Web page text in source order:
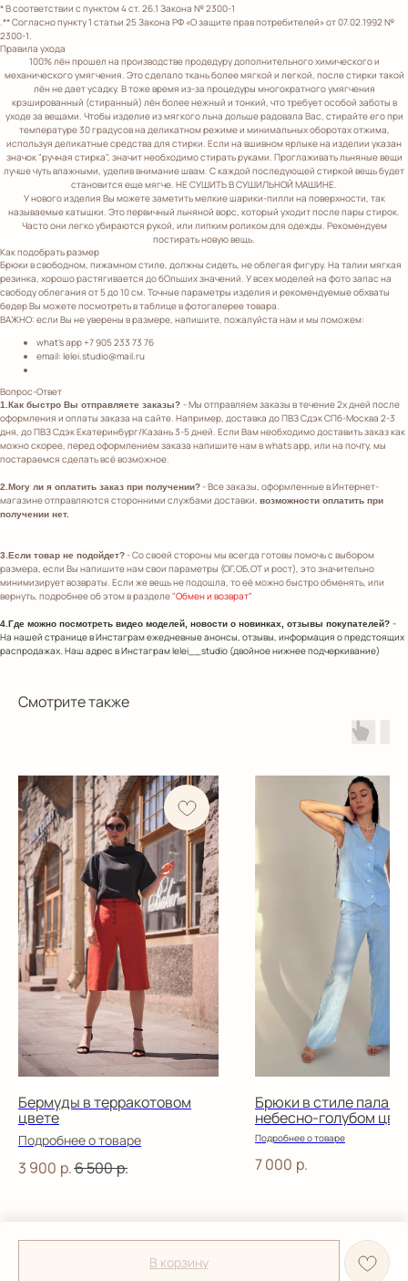
В корзину
* В соответствии с пунктом 4 ст. 26.1 Закона № 2300-1
.** Согласно пункту 1 статьи 25 Закона РФ «О защите прав потребителей» от 07.02.1992 №
2300-1.
Правила ухода
100% лён прошел на производстве продедуру дополнительного химического и
механического умягчения. Это сделало ткань более мягкой и легкой, после стирки такой
лён не дает усадку. В тоже время из-за процедуры многократного умягчения
крэшированный (стиранный) лён более нежный и тонкий, что требует особой заботы в
уходе за вещами. Чтобы изделие из мягкого льна дольше радовала Вас, стирайте его при
температуре 30 градусов на деликатном режиме и минимальных оборотах отжима,
используя деликатные средства для стирки. Если на вшивном ярлыке на изделии указан
значок "ручная стирка", значит необходимо стирать руками. Проглаживать льняные вещи
лучше чуть влажными, уделив внимание швам. С каждой последующей стиркой вещь будет
становится еще мягче. НЕ СУШИТЬ В СУШИЛЬНОЙ МАШИНЕ.
У нового изделия Вы можете заметить мелкие шарики-пилли на поверхности, так
называемые катышки. Это первичный льняной ворс, который уходит после пары стирок.
Часто они легко убираются рукой, или липким роликом для одежды. Рекомендуем
постирать новую вещь.
Как подобрать размер
Брюки в свободном, пижамном стиле, должны сидеть, не облегая фигуру. На талии мягкая
резинка, хорошо растягивается до бОльших значений. У всех моделей на фото запас на
свободу облегания от 5 до 10 см. Точные параметры изделия и рекомендуемые обхваты
бедер Вы можете посмотреть в таблице в фотогалерее товара.
ВАЖНО: если Вы не уверены в размере, напишите, пожалуйста нам и мы поможем:
what's app +7 905 233 73 76
email: lelei.studio@mail.ru
Вопрос-Ответ
1.Как быстро Вы отправляете заказы? - Мы отправляем заказы в течение 2х дней после
оформления и оплаты заказа на сайте. Например, доставка до ПВЗ Сдэк СПб-Москва 2-3
дня, до ПВЗ Сдэк Екатеринбург/Казань 3-5 дней. Если Вам необходимо доставить заказ как
можно скорее, перед оформлением заказа напишите нам в whats app, или на почту, мы
постараемся сделать всё возможное.
2.Могу ли я оплатить заказ при получении?- Все заказы, оформленные в Интернет-
магазине отправляются сторонними службами доставки, возможности оплатить при
получении нет.
3.Если товар не подойдет?- Со своей стороны мы всегда готовы помочь с выбором
размера, если Вы напишите нам свои параметры (ОГ,ОБ,ОТ и рост), это значительно
минимизирует возвраты. Если же вещь не подошла, то её можно быстро обменять, или
вернуть, подробнее об этом в разделе"Обмен и возврат"
4.Где можно посмотреть видео моделей, новости о новинках, отзывы покупателей? -
На нашей странице в Инстаграм ежедневные анонсы, отзывы, информация о предстоящих
распродажах. Наш адрес в Инстаграм lelei__studio (двойное нижнее подчеркивание)
Смотрите также
Бермуды в терракотовом
цвете
Подробнее о товаре
3 900 р.6 500р.
Брюки в стиле
небесно-голубом
Подробнее о товаре
7 000 р.
Made on